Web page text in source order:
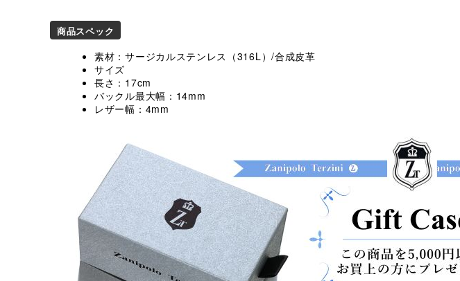
商品スペック
素材：サージカルステンレス（316L）/合成皮革
サイズ
長さ：17cm
バックル最大幅：14mm
レザー幅：4mm